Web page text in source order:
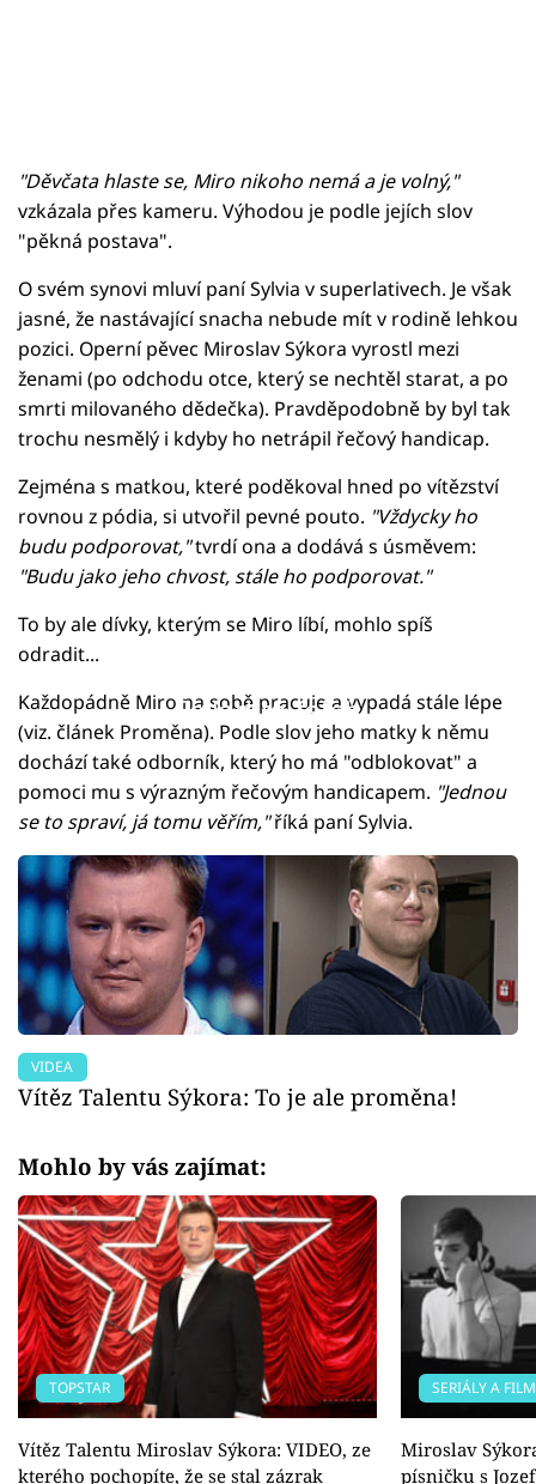
"Děvčata hlaste se, Miro nikoho nemá a je volný,"
vzkázala přes kameru. Výhodou je podle jejích slov
"pěkná postava".
O svém synovi mluví paní Sylvia v superlativech. Je však
jasné, že nastávající snacha nebude mít v rodině lehkou
pozici. Operní pěvec Miroslav Sýkora vyrostl mezi
ženami (po odchodu otce, který se nechtěl starat, a po
smrti milovaného dědečka). Pravděpodobně by byl tak
trochu nesmělý i kdyby ho netrápil řečový handicap.
Zejména s matkou, které poděkoval hned po vítězství
rovnou z pódia, si utvořil pevné pouto. "Vždycky ho
budu podporovat,"tvrdí ona a dodává s úsměvem:
"Budu jako jeho chvost, stále ho podporovat."
To by ale dívky, kterým se Miro líbí, mohlo spíš
odradit...
Failed to fetch
Každopádně Miro na sobě pracuje a vypadá stále lépe
(viz. článek Proměna). Podle slov jeho matky k němu
dochází také odborník, který ho má "odblokovat" a
pomoci mu s výrazným řečovým handicapem. "Jednou
se to spraví, já tomu věřím,"říká paní Sylvia.
VIDEA
Vítěz Talentu Sýkora: To je ale proměna!
Mohlo by vás zajímat:
TOPSTAR
Vítěz Talentu Miroslav Sýkora: VIDEO, ze
kterého pochopíte, že se stal zázrak
SERIÁLY A
Miroslav
písničku s